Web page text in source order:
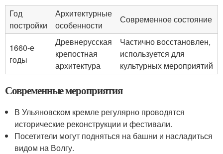
Год
постройки
Архитектурные
особенности
Современное состояние
1660-е
годы
Древнерусская
крепостная
архитектура
Частично восстановлен,
используется для
культурных мероприятий
Современные мероприятия
В Ульяновском кремле регулярно проводятся
исторические реконструкции и фестивали.
Посетители могут подняться на башни и насладиться
видом на Волгу.